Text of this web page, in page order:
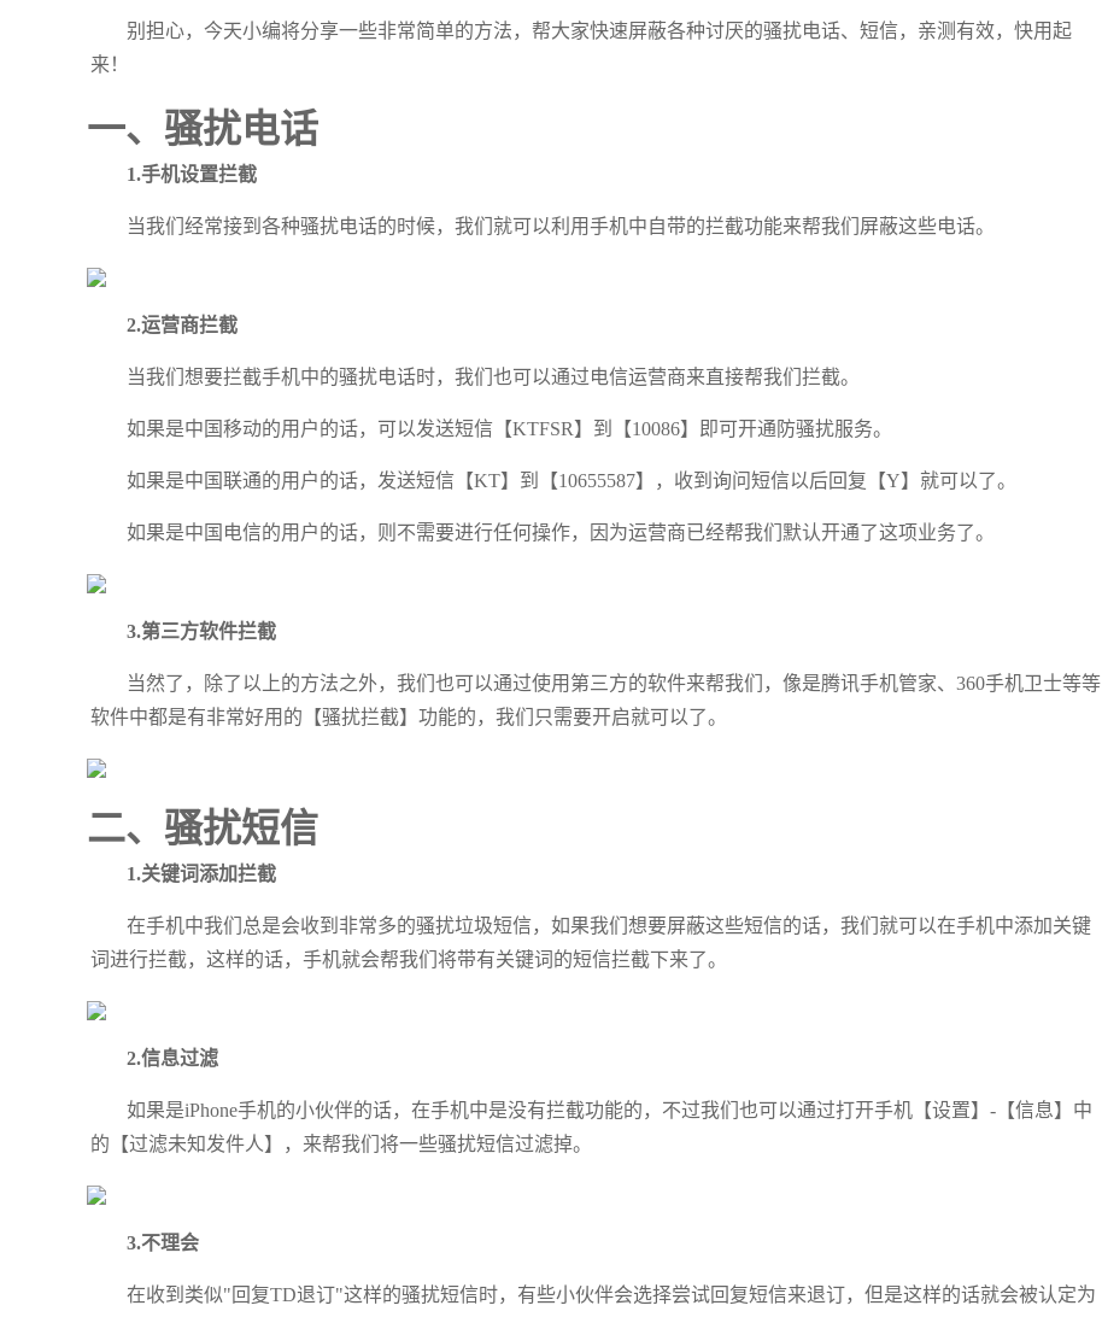
别担心，今天小编将分享一些非常简单的方法，帮大家快速屏蔽各种讨厌的骚扰电话、短信，亲测有效，快用起
来！
一、骚扰电话
1.手机设置拦截
当我们经常接到各种骚扰电话的时候，我们就可以利用手机中自带的拦截功能来帮我们屏蔽这些电话。
2.运营商拦截
当我们想要拦截手机中的骚扰电话时，我们也可以通过电信运营商来直接帮我们拦截。
如果是中国移动的用户的话，可以发送短信【KTFSR】到【10086】即可开通防骚扰服务。
如果是中国联通的用户的话，发送短信【KT】到【10655587】，收到询问短信以后回复【Y】就可以了。
如果是中国电信的用户的话，则不需要进行任何操作，因为运营商已经帮我们默认开通了这项业务了。
3.第三方软件拦截
当然了，除了以上的方法之外，我们也可以通过使用第三方的软件来帮我们，像是腾讯手机管家、360手机卫士等等
软件中都是有非常好用的【骚扰拦截】功能的，我们只需要开启就可以了。
二、骚扰短信
1.关键词添加拦截
在手机中我们总是会收到非常多的骚扰垃圾短信，如果我们想要屏蔽这些短信的话，我们就可以在手机中添加关键
词进行拦截，这样的话，手机就会帮我们将带有关键词的短信拦截下来了。
2.信息过滤
如果是iPhone手机的小伙伴的话，在手机中是没有拦截功能的，不过我们也可以通过打开手机【设置】-【信息】中
的【过滤未知发件人】，来帮我们将一些骚扰短信过滤掉。
3.不理会
在收到类似"回复TD退订"这样的骚扰短信时，有些小伙伴会选择尝试回复短信来退订，但是这样的话就会被认定为